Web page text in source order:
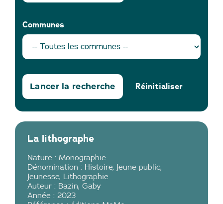
Communes
Réinitialiser
La lithographe
Nature : Monographie
Dénomination : Histoire, Jeune public,
Jeunesse,
Lithographie
Auteur : Bazin, Gaby
Année : 2023